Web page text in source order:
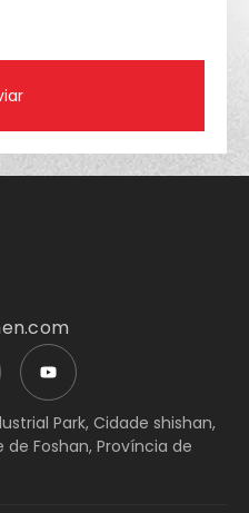
Park, Cidade shishan,
Foshan, Província de